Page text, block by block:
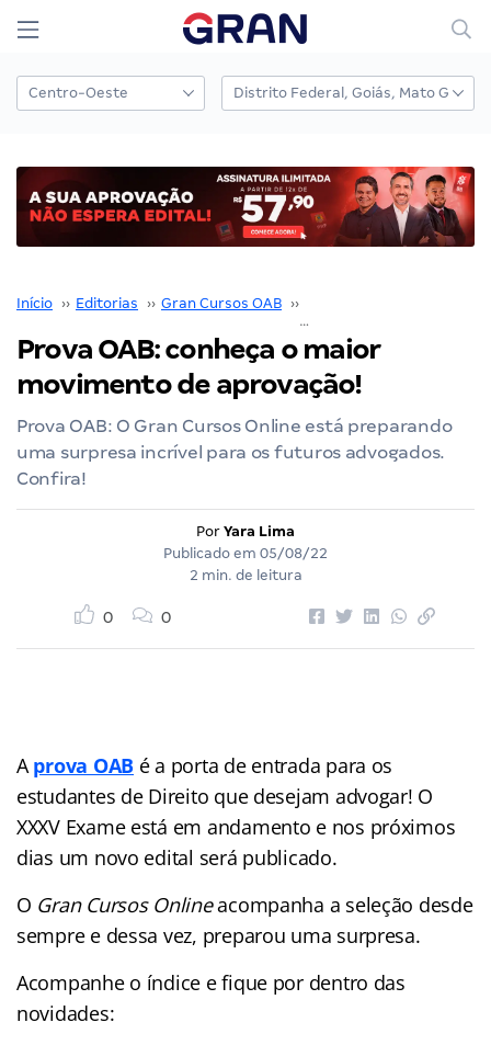
Início ›› Editorias ›› Gran Cursos OAB ››
Prova OAB: conheça o maior
movimento de aprovação!
Prova OAB: O Gran Cursos Online está preparando
uma surpresa incrível para os futuros advogados.
Confira!
Por Yara Lima
Publicado em 05/08/22
2 min. de leitura
0 0
Aprova OAB é a porta de entrada para os
estudantes de Direito que desejam advogar! O
XXXV Exame está em andamento e nos próximos
dias um novo edital será publicado.
O Gran Cursos Onlineacompanha a seleção desde
sempre e dessa vez, preparou uma surpresa.
Acompanhe o índice e fique por dentro das
novidades: